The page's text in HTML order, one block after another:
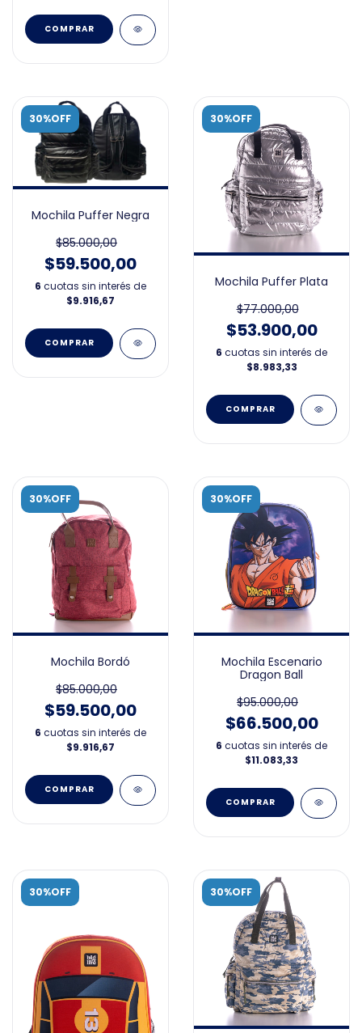
30%OFF
Mochila Puffer Negra
$85.000,00
$59.500,00
6 cuotas sin interés de
$9.916,67
30%OFF
Mochila Puffer Plata
$77.000,00
$53.900,00
6 cuotas sin interés de
$8.983,33
30%OFF
Mochila Bordó
$85.000,00
$59.500,00
6 cuotas sin interés de
$9.916,67
30%OFF
Mochila Escenario
Dragon Ball
$95.000,00
$66.500,00
6 cuotas sin interés de
$11.083,33
30%OFF 30%OFF